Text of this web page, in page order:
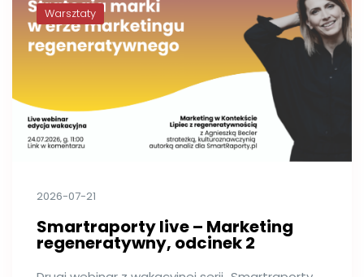
Warsztaty
2026-07-21
Smartraporty live – Marketing
regeneratywny, odcinek 2